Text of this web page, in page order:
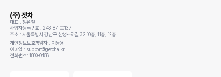
(주) 겟차
대표 : 정유철
사업자등록번호 : 243-87-00137
주소 : 서울특별시 강남구 삼성로91길 32 10층, 11층, 12층
개인정보보호책임자 : 이동용
이메일 : support@getcha.kr
전화번호: 1800-0456